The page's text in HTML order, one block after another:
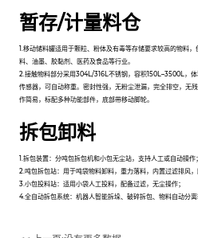
暂存/计量料仓
1.移动储料罐适用于颗粒、粉体及有毒等存储要求较高的物料
料、油墨、胶黏剂、医药及食品等行业。
2.接触物料部分采用304L/316L不锈钢，容积150L–3500L，
传感器，可自动称重。密封性强，无粉尘泄漏，完全排空，无
作简易，标配多种功能部件，底部带移动脚轮。
拆包卸料
1.拆包装置：分吨包拆包机和小包无尘站，支持人工或自动操作；
2.吨包拆包站：用于吨袋物料卸料，重力落料，内置过滤排风，
3.小包投料站：适用小袋人工投料，配备过滤，无尘操作；
4.全自动拆包系统：机器人智能拆垛、破碎拆包、物料自动分